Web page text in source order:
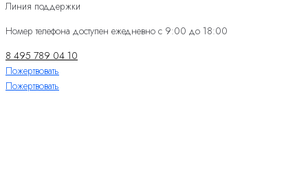
Линия поддержки
Номер телефона доступен ежедневно с 9:00 до 18:00
8 495 789 04 10
Пожертвовать
Пожертвовать